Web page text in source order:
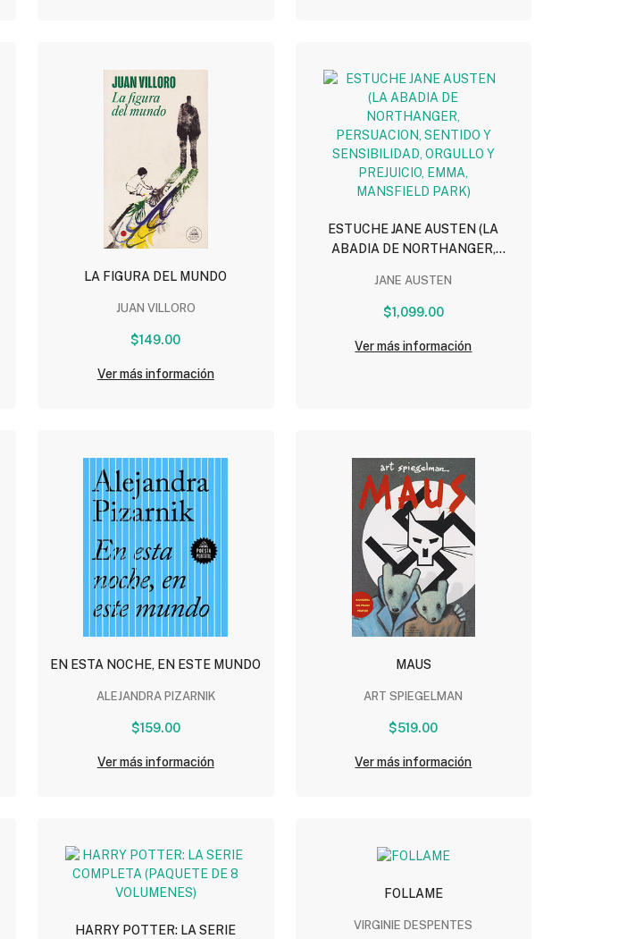
LA FIGURA DEL MUNDO
JUAN VILLORO
$149.00
Ver más información
ESTUCHE JANE AUSTEN (LA
ABADIA DE NORTHANGER,
SENSIBILIDAD, ORGULLO Y
PREJUICIO, EMMA, MANSFIELD
JANE AUSTEN
$1,099.00
Ver más información
EN ESTA NOCHE, EN ESTE MUNDO
ALEJANDRA PIZARNIK
$159.00
Ver más información
MAUS
ART SPIEGELMAN
$519.00
Ver más información
HARRY POTTER: LA SERIE
FOLLAME
VIRGINIE DESPENTES